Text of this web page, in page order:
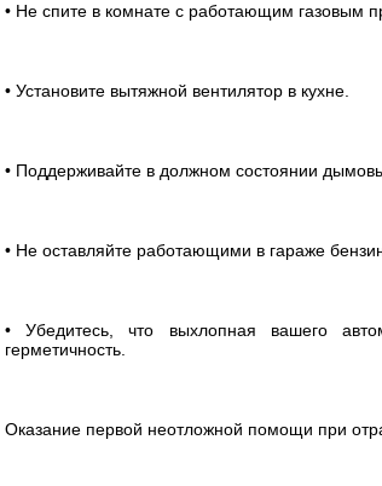
• Не спите в комнате с работающим газовым
• Установите вытяжной вентилятор в кухне.
• Поддерживайте в должном состоянии
• Не оставляйте работающими в гараже
• Убедитесь, что выхлопная вашего
герметичность.
Оказание первой неотложной помощи при